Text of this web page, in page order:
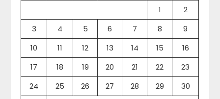
1
2
3
4 5 6 7 8
9
10
11 12 13 14 15
16
17
18 19 20 21 22
23
24
25 26 27 28 29
30